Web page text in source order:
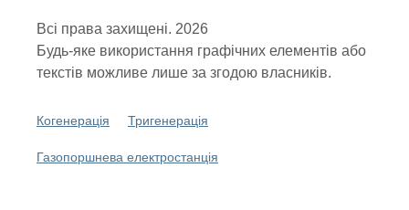
Всі права захищені. 2026
Будь-яке використання графічних елементів або
текстів можливе лише за згодою власників.
Когенерація Тригенерація
Газопоршнева електростанція